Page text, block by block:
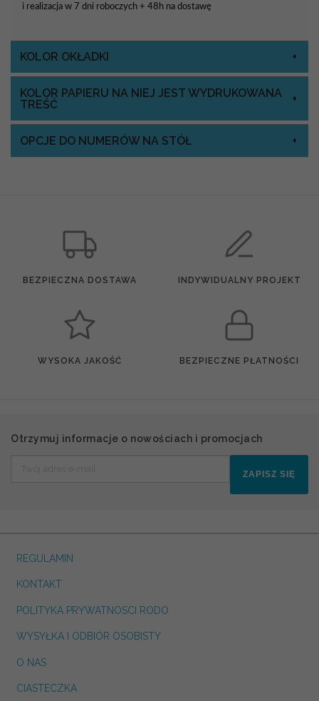
i realizacja w 7 dni roboczych + 48h na dostawę
KOLOR OKŁADKI
KOLOR PAPIERU NA NIEJ JEST WYDRUKOWANA
TREŚĆ
OPCJE DO NUMERÓW NA STÓŁ
BEZPIECZNA DOSTAWA INDYWIDUALNY PROJEKT
WYSOKA JAKOŚĆ BEZPIECZNE PŁATNOŚCI
Otrzymuj informacje o nowościach i promocjach
ZAPISZ SIĘ
REGULAMIN
KONTAKT
POLITYKA PRYWATNOSCI RODO
WYSYŁKA I ODBIÓR OSOBISTY
O NAS
CIASTECZKA